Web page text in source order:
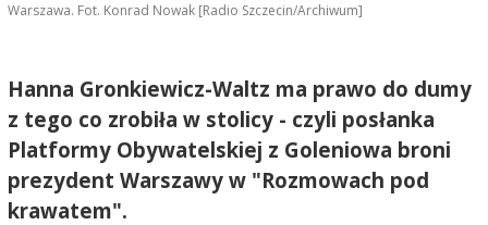
Warszawa. Fot. Konrad Nowak [Radio Szczecin/Archiwum]
Hanna Gronkiewicz-Waltz ma prawo do dumy
z tego co zrobiła w stolicy - czyli posłanka
Platformy Obywatelskiej z Goleniowa broni
prezydent Warszawy w "Rozmowach pod
krawatem".